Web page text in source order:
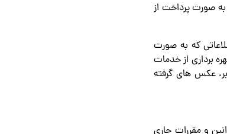
به صورت پرداخت از
که به صورت
برداری از خدمات
عکس های گرفته
و مقررات جاری